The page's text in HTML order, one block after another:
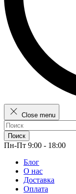
Close menu
Поиск
Пн-Пт 9:00 - 18:00
Блог
О нас
Доставка
Оплата